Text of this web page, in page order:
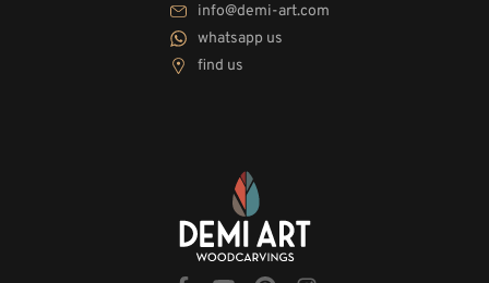
info@demi-art.com
whatsapp us
find us